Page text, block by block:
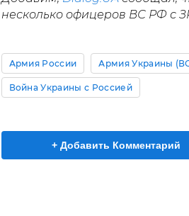
несколько офицеров ВС РФ с
Армия России Армия Украины
Война Украины с Россией
+ Добавить Комментарий